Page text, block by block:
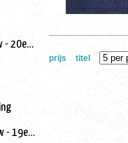
CF - Moderne vestingbouw - 20e eeuw
MF - Moderne vestingbouw - 19e eeuw
prijs titel